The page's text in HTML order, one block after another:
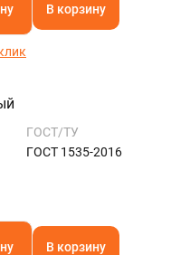
В корзину
ГОСТ/ТУ
ГОСТ 1535-2016
В корзину